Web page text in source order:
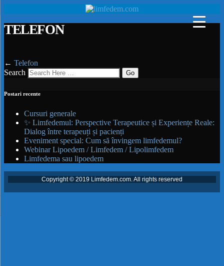
TELEFON
← Telefon
Search
Postari recente
Cursuri generale
✨ Limfedemul: Perspective Terapeutice și Experiențe Reale:
Dialog între terapeuți și pacienți
Eveniment special: Cum să învingem limfedemul?
Webinar Lipoedem / Limfedem / Lipolimfedem
Limfedema sau lipoedem
Copyright © 2019 Limfedem.com. All rights reserved